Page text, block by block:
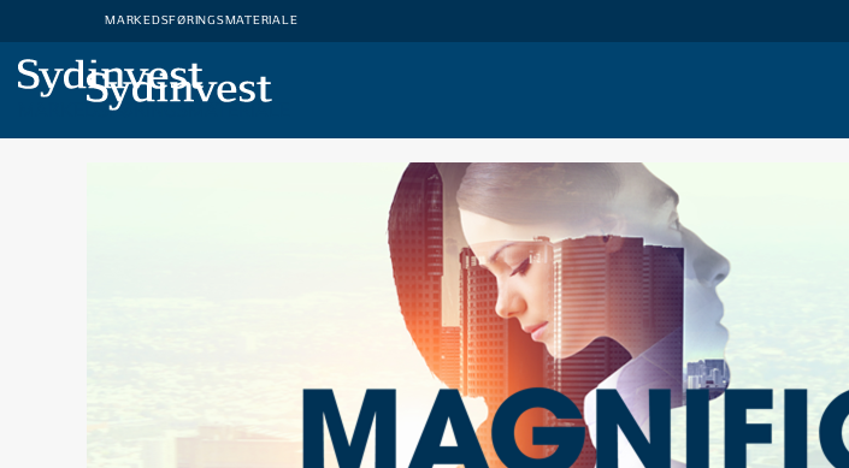
MARKEDSFØRINGSMATERIALE
MARKEDSFØRINGSMATERIALE